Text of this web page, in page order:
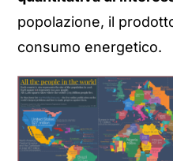
popolazione, il
consumo energetico.